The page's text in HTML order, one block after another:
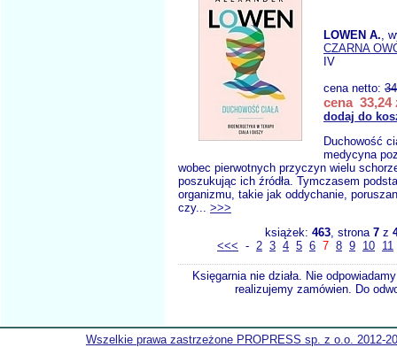
LOWEN A.,
CZARNA
IV
cena netto:
cena 33,24
dodaj do
Duchowość
medycyna
wobec pierwotnych przyczyn wielu
poszukując ich źródła. Tymczasem
organizmu, takie jak oddychanie,
czy... >>>
książek: 463, strona 7z
<<< - 2 3 4 5 6 7 8 9 10 11
Księgarnia nie działa. Nie
realizujemy zamówien. Do
Wszelkie prawa zastrzeżone PROPRESS sp. z o.o. 2012-